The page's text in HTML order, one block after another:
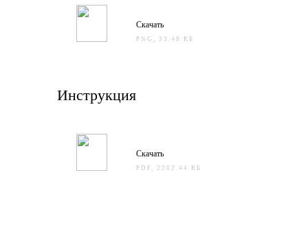
Скачать
PNG, 33.48 КБ
Инструкция
Скачать
PDF, 2262.44 КБ